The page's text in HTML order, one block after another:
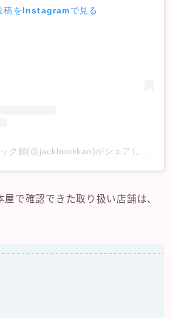
稿をInstagramで見る
ジャック鷲津駅前ブック館(@jackbookkan)がシェアした投稿
で確認できた取り扱い店舗は、